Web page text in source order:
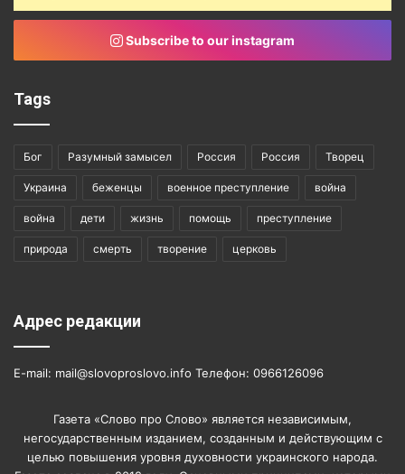
Subscribe to our instagram
Tags
Бог Разумный замысел Россия Россия Творец
Украина беженцы военное преступление война
война дети жизнь помощь преступление
природа смерть творение церковь
Адрес редакции
E-mail: mail@slovoproslovo.info Телефон: 0966126096
Газета «Слово про Слово» является независимым,
негосударственным изданием, созданным и действующим с
целью повышения уровня духовности украинского народа.